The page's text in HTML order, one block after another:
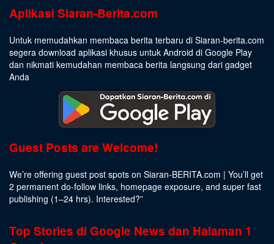
Aplikasi Siaran-Berita.com
Untuk memudahkan membaca berita terbaru di Siaran-berita.com
segera download aplikasi khusus untuk Android di Google Play
dan nikmati kemudahan membaca berita langsung dari gadget
Anda
Guest Posts are Welcome!
We’re offering guest post spots on Siaran-BERITA.com | You’ll get
2 permanent do-follow links, homepage exposure, and super fast
publishing (1–24 hrs). Interested?”
Top Stories di Google News dan Halaman 1